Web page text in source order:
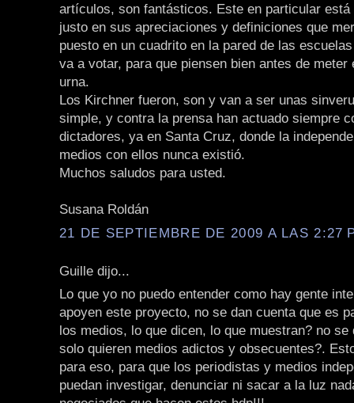
artículos, son fantásticos. Este en particular está
justo en sus apreciaciones y definiciones que
puesto en un cuadrito en la pared de las
va a votar, para que piensen bien antes de meter
urna.
Los Kirchner fueron, son y van a ser unas
simple, y contra la prensa han actuado siempre
dictadores, ya en Santa Cruz, donde la
medios con ellos nunca existió.
Muchos saludos para usted.
Susana Roldán
21 DE SEPTIEMBRE DE 2009 A LAS 2:27
Guille dijo...
Lo que yo no puedo entender como hay gente
apoyen este proyecto, no se dan cuenta que es
los medios, lo que dicen, lo que muestran? no se
solo quieren medios adictos y obsecuentes?.
para eso, para que los periodistas y medios
puedan investigar, denunciar ni sacar a la luz